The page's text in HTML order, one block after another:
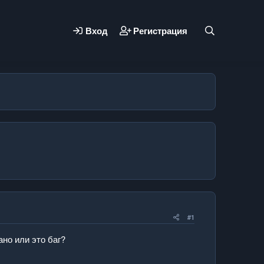
Вход Регистрация
#1
или это баг?